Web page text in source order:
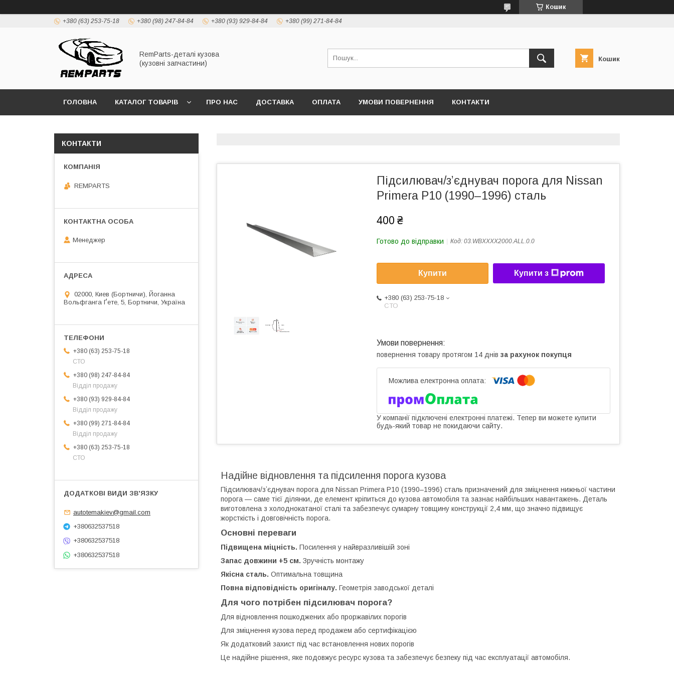
Кошик
+380 (63) 253-75-18 +380 (98) 247-84-84 +380 (93) 929-84-84 +380 (99) 271-84-84
RemParts-деталі кузова
(кузовні запчастини)
Кошик
ГОЛОВНА КАТАЛОГ ТОВАРІВ ПРО НАС ДОСТАВКА ОПЛАТА УМОВИ ПОВЕРНЕННЯ КОНТАКТИ
Підсилювач/зʼєднувач порога для Nissan
Primera P10 (1990–1996) сталь
400 ₴
Готово до відправки Код: 03.WBXXXX2000.ALL.0.0
Купити Купити з
+380 (63) 253-75-18
СТО
повернення товару протягом 14 днів за рахунок покупця
У компанії підключені електронні платежі. Тепер ви можете купити
будь-який товар не покидаючи сайту.
Надійне відновлення та підсилення порога кузова
Підсилювач/зʼєднувач порога для Nissan Primera P10 (1990–1996) сталь призначений для зміцнення нижньої частини
порога — саме тієї ділянки, де елемент кріпиться до кузова автомобіля та зазнає найбільших навантажень. Деталь
виготовлена з холоднокатаної сталі та забезпечує сумарну товщину конструкції 2,4 мм, що значно підвищує
жорсткість і довговічність порога.
Основні переваги
Підвищена міцність. Посилення у найвразливішій зоні
Запас довжини +5 см. Зручність монтажу
Якісна сталь. Оптимальна товщина
Повна відповідність оригіналу. Геометрія заводської деталі
Для чого потрібен підсилювач порога?
Для відновлення пошкоджених або проржавілих порогів
Для зміцнення кузова перед продажем або сертифікацією
Як додатковий захист під час встановлення нових порогів
Це надійне рішення, яке подовжує ресурс кузова та забезпечує безпеку під час експлуатації автомобіля.
КОНТАКТИ
REMPARTS
Менеджер
02000, Киев (Бортничи), Йоганна
Вольфганга Ґете, 5, Бортничи, Україна
+380 (63) 253-75-18
СТО
+380 (98) 247-84-84
Відділ продажу
+380 (93) 929-84-84
Відділ продажу
+380 (99) 271-84-84
Відділ продажу
+380 (63) 253-75-18
СТО
autotemakiev@gmail.com
+380632537518
+380632537518
+380632537518